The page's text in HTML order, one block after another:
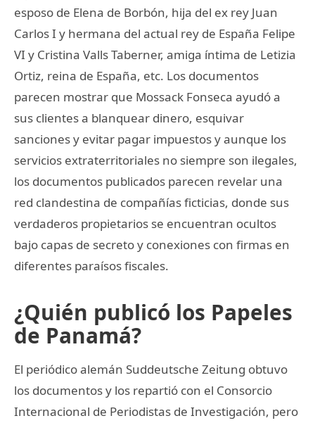
esposo de Elena de Borbón, hija del ex rey Juan
Carlos I y hermana del actual rey de España Felipe
VI y Cristina Valls Taberner, amiga íntima de Letizia
Ortiz, reina de España, etc. Los documentos
parecen mostrar que Mossack Fonseca ayudó a
sus clientes a blanquear dinero, esquivar
sanciones y evitar pagar impuestos y aunque los
servicios extraterritoriales no siempre son ilegales,
los documentos publicados parecen revelar una
red clandestina de compañías ficticias, donde sus
verdaderos propietarios se encuentran ocultos
bajo capas de secreto y conexiones con firmas en
diferentes paraísos fiscales.
¿Quién publicó los Papeles
de Panamá?
El periódico alemán Suddeutsche Zeitung obtuvo
los documentos y los repartió con el Consorcio
Internacional de Periodistas de Investigación, pero